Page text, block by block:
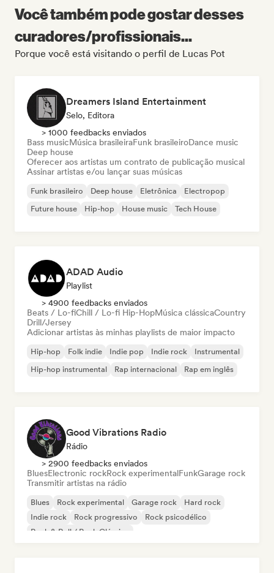
Você também pode gostar desses
curadores/profissionais...
Porque você está visitando o perfil de Lucas Pot
Dreamers Island Entertainment
Selo, Editora
> 1000 feedbacks enviados
Bass musicMúsica brasileiraFunk brasileiroDance music
Deep house
Oferecer aos artistas um contrato de publicação musical
Assinar artistas e/ou lançar suas músicas
Funk brasileiro Deep house Eletrônica
Electropop
Future house
Hip-hop House music Tech House
ADAD Audio
Playlist
> 4900 feedbacks enviados
Beats / Lo-fiChill / Lo-fi Hip-HopMúsica clássicaCountry
Drill/Jersey
Adicionar artistas às minhas playlists de maior impacto
Hip-hop Folk indie Indie pop Indie rock
Instrumental
Hip-hop instrumental
Rap internacional Rap em inglês
Good Vibrations Radio
Rádio
> 2900 feedbacks enviados
BluesElectronic rockRock experimentalFunkGarage rock
Transmitir artistas na rádio
Blues Rock experimental Garage rock
Hard rock
Indie rock
Rock progressivo
Rock psicodélico
Rock & Roll / Rock Clássico